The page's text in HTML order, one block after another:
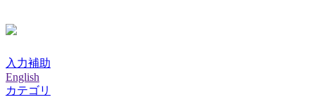
入力補助
English
カテゴリ